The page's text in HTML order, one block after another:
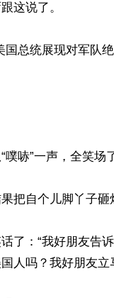
这说了。
总统展现对军队
哧”一声，全笑场
把自个儿脚丫子砸
了：“我好朋友告
人吗？我好朋友立